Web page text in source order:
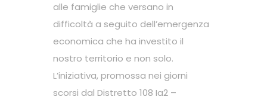
alle famiglie che versano in
difficoltà a seguito dell’emergenza
economica che ha investito il
nostro territorio e non solo.
L’iniziativa, promossa nei giorni
scorsi dal Distretto 108 Ia2 –